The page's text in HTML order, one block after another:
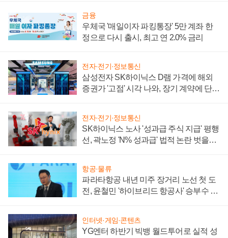
금융
우체국 '매일이자 파킹통장' 5만 계좌 한
정으로 다시 출시, 최고 연 2.0% 금리
전자·전기·정보통신
삼성전자 SK하이닉스 D램 가격에 해외
증권가 '고점' 시각 나와, 장기 계약에 단점
전자·전기·정보통신
SK하이닉스 노사 '성과급 주식 지급' 평행
선, 곽노정 'N% 성과급' 법적 논란 벗을지
항공·물류
파라타항공 내년 미주 장거리 노선 첫 도
전, 윤철민 '하이브리드 항공사' 승부수 통
인터넷·게임·콘텐츠
YG엔터 하반기 빅뱅 월드투어로 실적 성